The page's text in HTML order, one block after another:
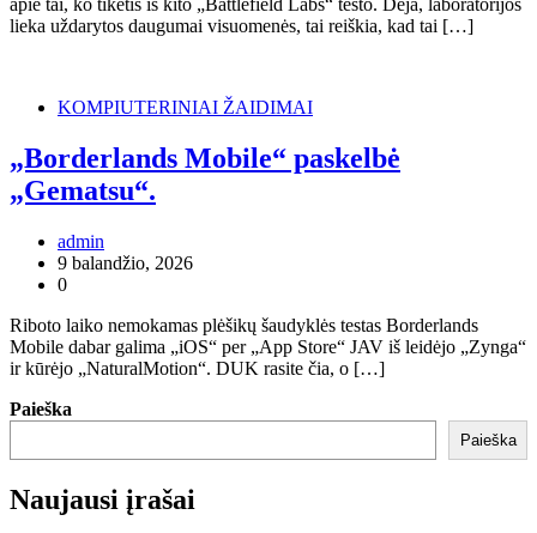
apie tai, ko tikėtis iš kito „Battlefield Labs“ testo. Deja, laboratorijos
lieka uždarytos daugumai visuomenės, tai reiškia, kad tai […]
KOMPIUTERINIAI ŽAIDIMAI
„Borderlands Mobile“ paskelbė
„Gematsu“.
admin
9 balandžio, 2026
0
Riboto laiko nemokamas plėšikų šaudyklės testas Borderlands
Mobile dabar galima „iOS“ per „App Store“ JAV iš leidėjo „Zynga“
ir kūrėjo „NaturalMotion“. DUK rasite čia, o […]
Paieška
Paieška
Naujausi įrašai